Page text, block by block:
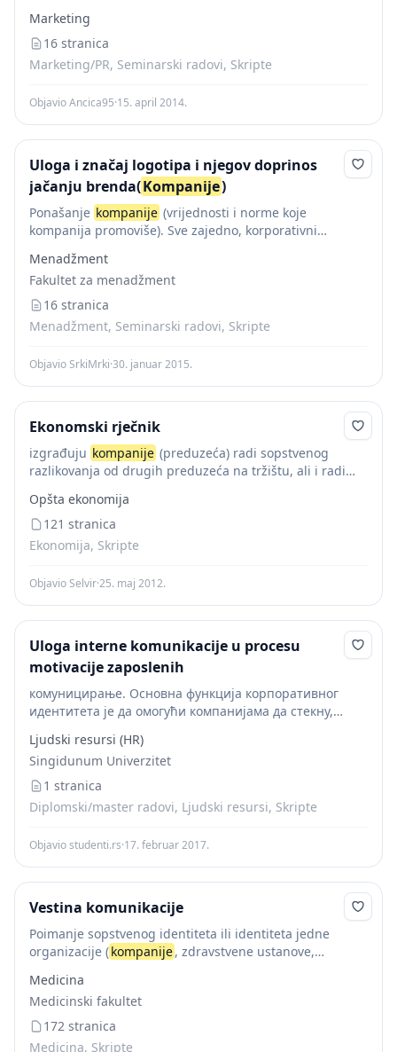
imidž koji stvara sebi u okruženju. Sadržan je u skupu
osobina...
Marketing
16 stranica
Marketing/PR, Seminarski radovi, Skripte
Objavio Ancica95·15. april 2014.
Uloga i značaj logotipa i njegov doprinos
jačanju brenda(Kompanije)
Ponašanje kompanije (vrijednosti i norme koje
kompanija promoviše). Sve zajedno, korporativni
imidž koji stvara sebi u okruženju. Sadržan je u skupu
osobina...
Menadžment
Fakultet za menadžment
16 stranica
Menadžment, Seminarski radovi, Skripte
Objavio SrkiMrki·30. januar 2015.
Ekonomski rječnik
izgrađuju kompanije (preduzeća) radi sopstvenog
razlikovanja od drugih preduzeća na tržištu, ali i radi
svojom firmom. Korporativni
unificiranju i razvijanju...
Opšta ekonomija
121 stranica
Ekonomija, Skripte
Objavio Selvir·25. maj 2012.
Uloga interne komunikacije u procesu
motivacije zaposlenih
комуницирање. Основна функција корпоративног
идентитета је да омогући компанијама да стекну,
развојем маркетинга и ПР-а у 113 Алексић, А.,:
Пословна етика - елеменат...
Ljudski resursi (HR)
Singidunum Univerzitet
1 stranica
Diplomski/master radovi, Ljudski resursi, Skripte
Objavio studenti.rs·17. februar 2017.
Vestina komunikacije
Poimanje sopstvenog identiteta ili identiteta jedne
organizacije (kompanije, zdravstvene ustanove,
ljudskom poimanju sopstvenog identiteta. Može se
definisati da jeidentitet
Medicina
Medicinski fakultet
172 stranica
Medicina, Skripte